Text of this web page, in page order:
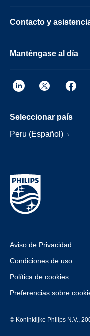
Contacto y
Manténgase al día
Seleccionar país
Peru (Español)
Aviso de Privacidad
Condiciones de uso
Política de cookies
Preferencias sobre
© Koninklijke Philips N.V.,